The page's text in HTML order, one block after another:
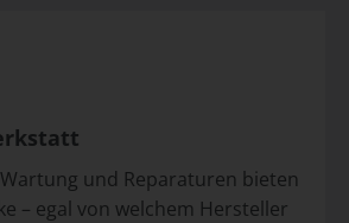
und Reparaturen bieten
– egal von welchem Hersteller